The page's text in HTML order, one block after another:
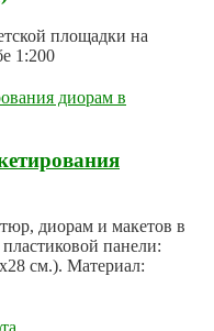
площадки на
1:200
диорам и макетов в
панели:
см.). Материал: